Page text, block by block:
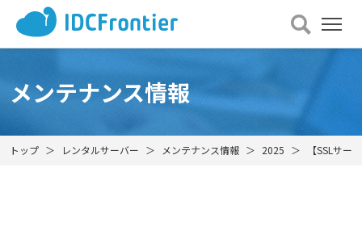
メ
ニュー
を
メンテナンス情報
トップ レンタルサーバー メンテナンス情報 2025 【SSLサ